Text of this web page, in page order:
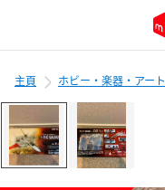
主頁 ホビー・楽器・アート